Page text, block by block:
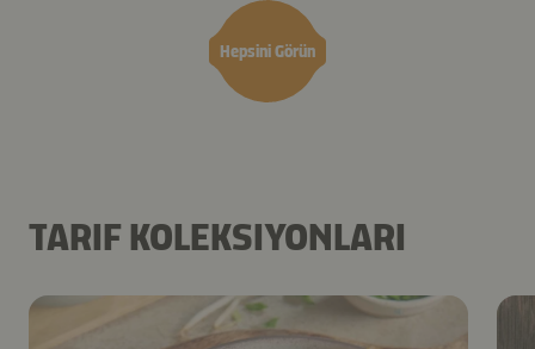
Hepsini Görün
TARIF KOLEKSIYONLARI